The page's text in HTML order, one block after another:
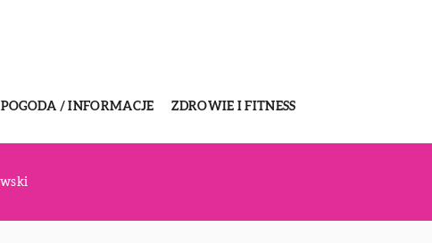
/ INFORMACJE ZDROWIE I FITNESS